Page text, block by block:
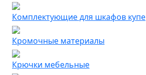
Комплектующие для шкафов купе
Кромочные материалы
Крючки мебельные